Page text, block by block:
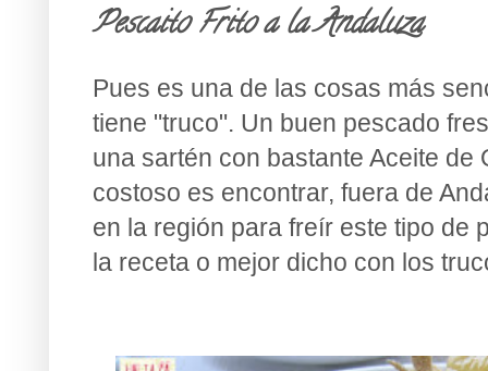
Pescaito Frito a la Andaluza
Pues es una de las cosas más
tiene "truco". Un buen pescado
una sartén con bastante Aceite de
costoso es encontrar, fuera de
en la región para freír este tipo de
la receta o mejor dicho con los